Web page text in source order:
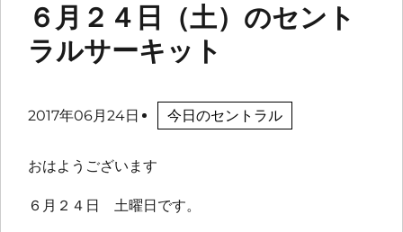
６月２４日（土）のセント
ラルサーキット
2017年06月24日 今日のセントラル
おはようございます
６月２４日 土曜日です。